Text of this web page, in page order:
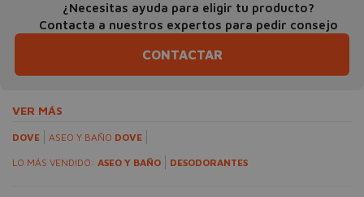
¿Necesitas ayuda para eligir tu producto?
Contacta a nuestros expertos para pedir consejo
CONTACTAR
VER MÁS
DOVE ASEO Y BAÑO DOVE
LO MÁS VENDIDO: ASEO Y BAÑO DESODORANTES